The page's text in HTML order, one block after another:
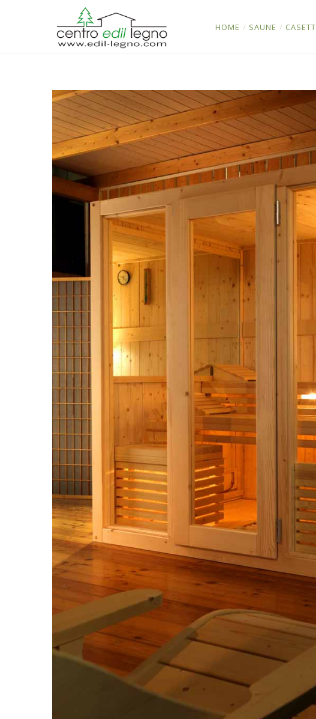
HOME / SAUNE /